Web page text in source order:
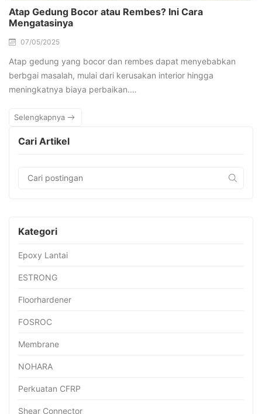
Atap Gedung Bocor atau Rembes? Ini Cara
Mengatasinya
07/05/2025
Atap gedung yang bocor dan rembes dapat menyebabkan
berbgai masalah, mulai dari kerusakan interior hingga
meningkatnya biaya perbaikan.…
Selengkapnya
Cari Artikel
Kategori
Epoxy Lantai
ESTRONG
Floorhardener
FOSROC
Membrane
NOHARA
Perkuatan CFRP
Shear Connector